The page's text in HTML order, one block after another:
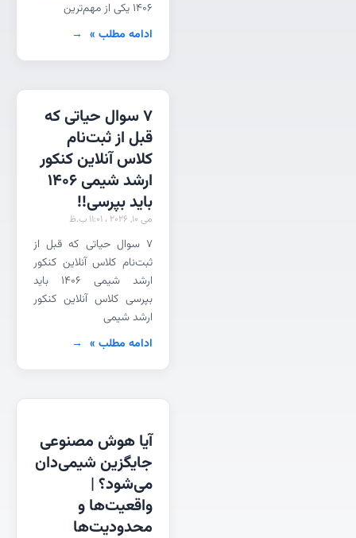
۱۴۰۶ یکی از مهم‌ترین
ادامه مطلب »
7 سوال حیاتی که
قبل از ثبت‌نام
کلاس آنلاین کنکور
ارشد شیمی ۱۴۰۶
باید بپرسی!!
می 10, 2026
۷ سوال حیاتی که قبل از
ثبت‌نام کلاس آنلاین کنکور
ارشد شیمی ۱۴۰۶ باید
بپرسی کلاس آنلاین کنکور
ارشد شیمی
ادامه مطلب »
آیا هوش مصنوعی
جایگزین شیمی‌دان
می‌شود؟ |
واقعیت‌ها و
محدودیت‌ها